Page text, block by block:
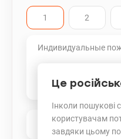
1 2
Це
Інколи
користувачам
завдяки цьому